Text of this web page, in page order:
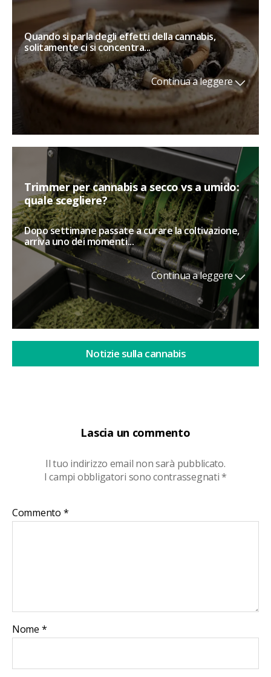
Lascia un commento
Il tuo indirizzo email non sarà pubblicato.
I campi obbligatori sono contrassegnati*
Commento *
Nome *
Quando si parla degli effetti della cannabis,
solitamente ci si concentra...
Continua a leggere
Trimmer per cannabis a secco vs a umido:
quale scegliere?
Dopo settimane passate a curare la coltivazione,
arriva uno dei momenti...
Continua a leggere
Notizie sulla cannabis